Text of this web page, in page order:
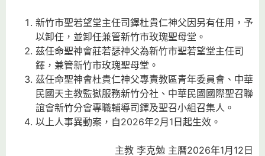
新竹市聖若望堂主任司鐸杜貴仁神父因另有任用，予
以卸任，並卸任兼管新竹市玫瑰聖母堂。
茲任命聖神會莊若瑟神父為新竹市聖若望堂主任司
鐸，兼管新竹市玫瑰聖母堂。
茲任命聖神會杜貴仁神父專責教區青年委員會、中華
民國天主教監獄服務新竹分社、中華民國國際聖召聯
誼會新竹分會專職輔導司鐸及聖召小組召集人。
以上人事異動案，自2026年2月1日起生效。
主教 李克勉 主曆2026年1月12日